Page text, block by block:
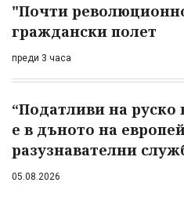
"Почти
граждански полет
преди 3 часа
“Податливи на руско
е в дъното на
разузнавателни
05.08.2026